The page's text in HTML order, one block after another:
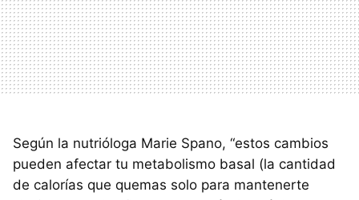
Según la nutrióloga Marie Spano, “estos cambios
pueden afectar tu metabolismo basal (la cantidad
de calorías que quemas solo para mantenerte